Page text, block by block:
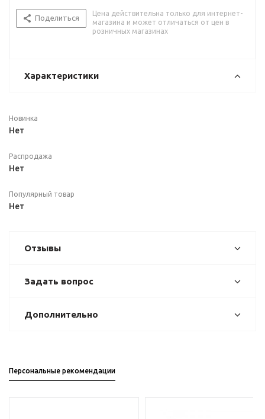
Поделиться
Цена действительна только для интернет-
магазина и может отличаться от цен в
розничных магазинах
Характеристики
Новинка
Нет
Распродажа
Нет
Популярный товар
Нет
Отзывы
Задать вопрос
Дополнительно
Персональные рекомендации